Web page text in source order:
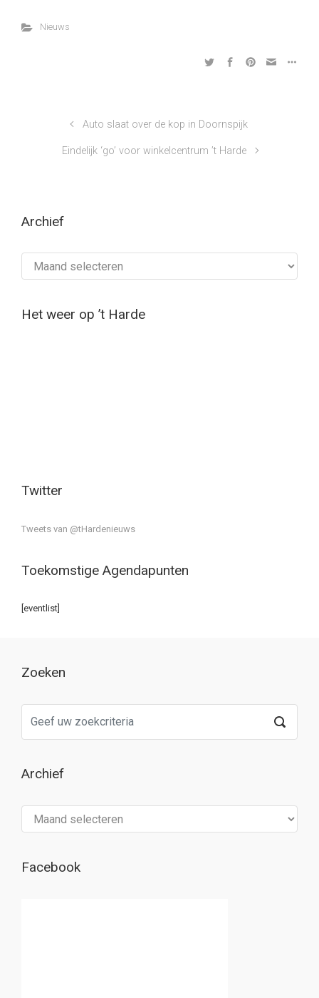
Nieuws
Auto slaat over de kop in Doornspijk
Eindelijk ‘go’ voor winkelcentrum ’t Harde
Archief
Het weer op ’t Harde
Twitter
Tweets van @tHardenieuws
Toekomstige Agendapunten
[eventlist]
Zoeken
Archief
Facebook